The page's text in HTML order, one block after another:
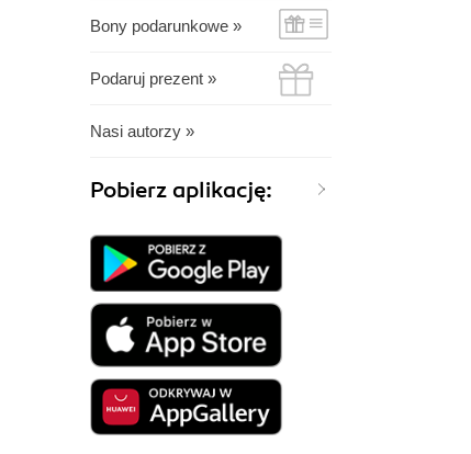
Bony podarunkowe »
Podaruj prezent »
Nasi autorzy »
Pobierz aplikację: